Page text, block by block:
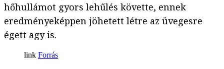
hőhullámot gyors lehűlés követte, ennek
eredményeképpen jöhetett létre az üvegesre
égett agy is.
Forrás